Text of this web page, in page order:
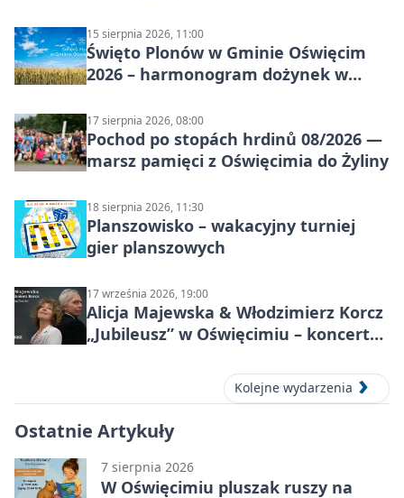
15 sierpnia 2026, 11:00
Święto Plonów w Gminie Oświęcim
2026 – harmonogram dożynek w
17 sierpnia 2026, 08:00
Pochod po stopách hrdinů 08/2026 —
marsz pamięci z Oświęcimia do Żyliny
18 sierpnia 2026, 11:30
Planszowisko – wakacyjny turniej
gier planszowych
17 września 2026, 19:00
Alicja Majewska & Włodzimierz Korcz
„Jubileusz” w Oświęcimiu – koncert
Kolejne wydarzenia
Ostatnie Artykuły
7 sierpnia 2026
W Oświęcimiu pluszak ruszy na